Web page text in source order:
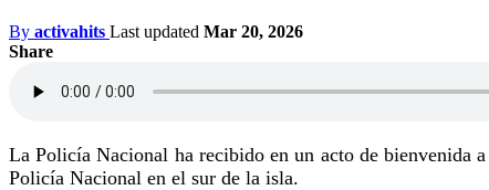
By activahits Last updated Mar 20, 2026
Share
La Policía Nacional ha recibido en un acto de bienvenida
Policía Nacional en el sur de la isla.